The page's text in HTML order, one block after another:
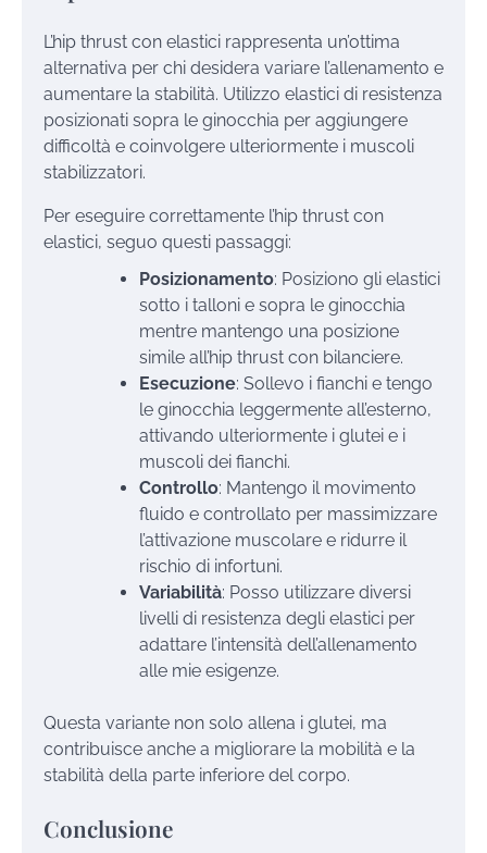
L’hip thrust con elastici rappresenta un’ottima
alternativa per chi desidera variare l’allenamento e
aumentare la stabilità. Utilizzo elastici di resistenza
posizionati sopra le ginocchia per aggiungere
difficoltà e coinvolgere ulteriormente i muscoli
stabilizzatori.
Per eseguire correttamente l’hip thrust con
elastici, seguo questi passaggi:
Posizionamento: Posiziono gli elastici
sotto i talloni e sopra le ginocchia
mentre mantengo una posizione
simile all’hip thrust con bilanciere.
Esecuzione: Sollevo i fianchi e tengo
le ginocchia leggermente all’esterno,
attivando ulteriormente i glutei e i
muscoli dei fianchi.
Controllo: Mantengo il movimento
fluido e controllato per massimizzare
l’attivazione muscolare e ridurre il
rischio di infortuni.
Variabilità: Posso utilizzare diversi
livelli di resistenza degli elastici per
adattare l’intensità dell’allenamento
alle mie esigenze.
Questa variante non solo allena i glutei, ma
contribuisce anche a migliorare la mobilità e la
stabilità della parte inferiore del corpo.
Conclusione